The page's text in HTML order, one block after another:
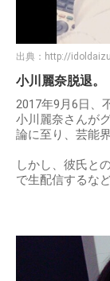
出典： http://
小川麗奈脱退。
2017年9月6日、
小川麗奈さんが
論に至り、芸能
しかし、彼氏と
で生配信するな